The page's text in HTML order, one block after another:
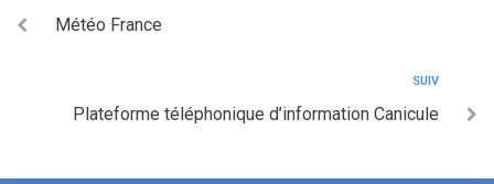
Météo France
SUIV
Plateforme téléphonique d’information Canicule